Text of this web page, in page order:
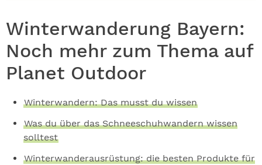
Winterwanderung Bayern:
Noch mehr zum Thema auf
Planet Outdoor
Winterwandern: Das musst du wissen
Was du über das Schneeschuhwandern wissen
solltest
Winterwanderausrüstung: die besten Produkte für